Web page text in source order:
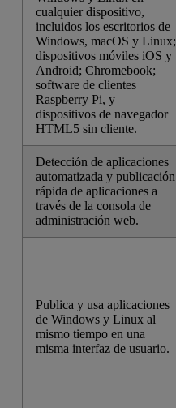
cualquier dispositivo,
incluidos los escritorios de
Windows, macOS y Linux;
dispositivos móviles iOS y
Android; Chromebook;
software de clientes
Raspberry Pi, y
dispositivos de navegador
HTML5 sin cliente.
Detección de aplicaciones
automatizada y publicación
rápida de aplicaciones a
través de la consola de
administración web.
Publica y usa aplicaciones
de Windows y Linux al
mismo tiempo en una
misma interfaz de usuario.